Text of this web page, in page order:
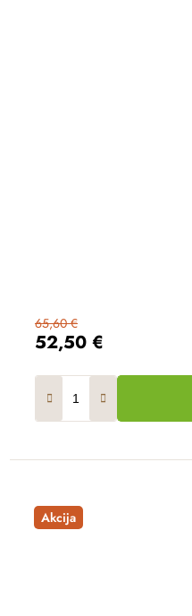
52,50 €
65,60 €
Akcija